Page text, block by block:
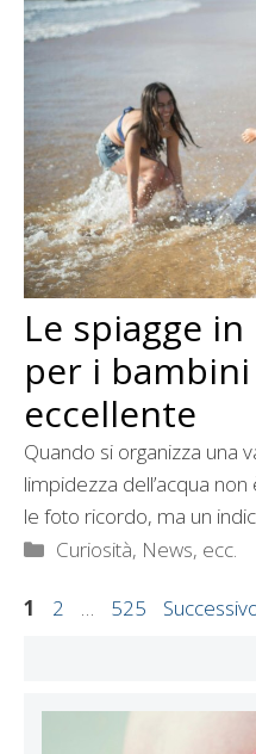
Le spiagge
per i bambini
eccellente
Quando si organizza una
limpidezza dell’acqua
le foto ricordo, ma un
Categorie
Curiosità, News, ecc.
Pagina
1 Pagina
2 … Pagina
525